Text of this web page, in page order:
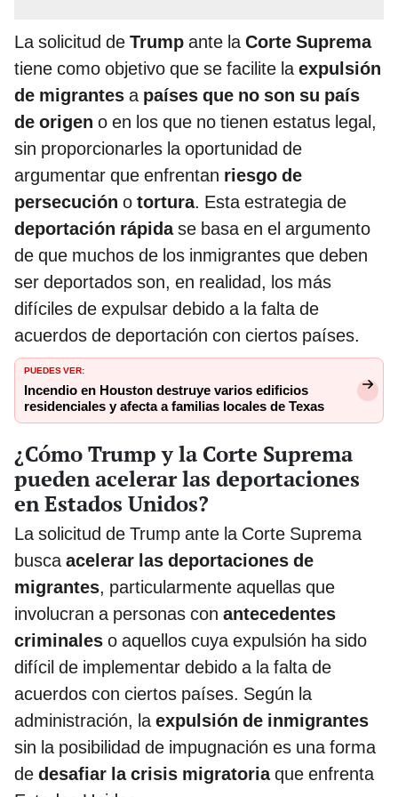
La solicitud de Trump ante laCorte Suprema
tiene como objetivo que se facilite laexpulsión
de migrantes a países que no son su país
de origen o en los que no tienen estatus legal,
sin proporcionarles la oportunidad de
argumentar que enfrentan riesgo de
persecución o tortura. Esta estrategia de
deportación rápidase basa en el argumento
de que muchos de los inmigrantes que deben
ser deportados son, en realidad, los más
difíciles de expulsar debido a la falta de
acuerdos de deportación con ciertos países.
PUEDES VER:
Incendio en Houston destruye varios edificios
residenciales y afecta a familias locales de Texas
¿Cómo Trump y la Corte Suprema
pueden acelerar las deportaciones
en Estados Unidos?
La solicitud de Trump ante la Corte Suprema
buscaacelerar las deportaciones de
migrantes, particularmente aquellas que
involucran a personas con antecedentes
criminales o aquellos cuya expulsión ha sido
difícil de implementar debido a la falta de
acuerdos con ciertos países. Según la
administración, laexpulsión de inmigrantes
sin la posibilidad de impugnación es una forma
de desafiar la crisis migratoriaque enfrenta